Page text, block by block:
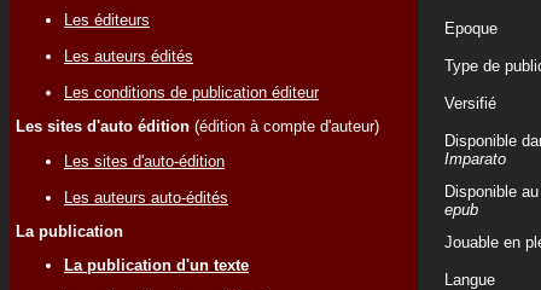
Les éditeurs
Les auteurs édités
Les conditions de publication éditeur
Les sites d'auto édition (édition à compte d'auteur)
Les sites d'auto-édition
Les auteurs auto-édités
La publication
La publication d'un texte
Epoque
Type de
Versifié
Disponible
Imparato
Disponible
epub
Jouable en
Langue